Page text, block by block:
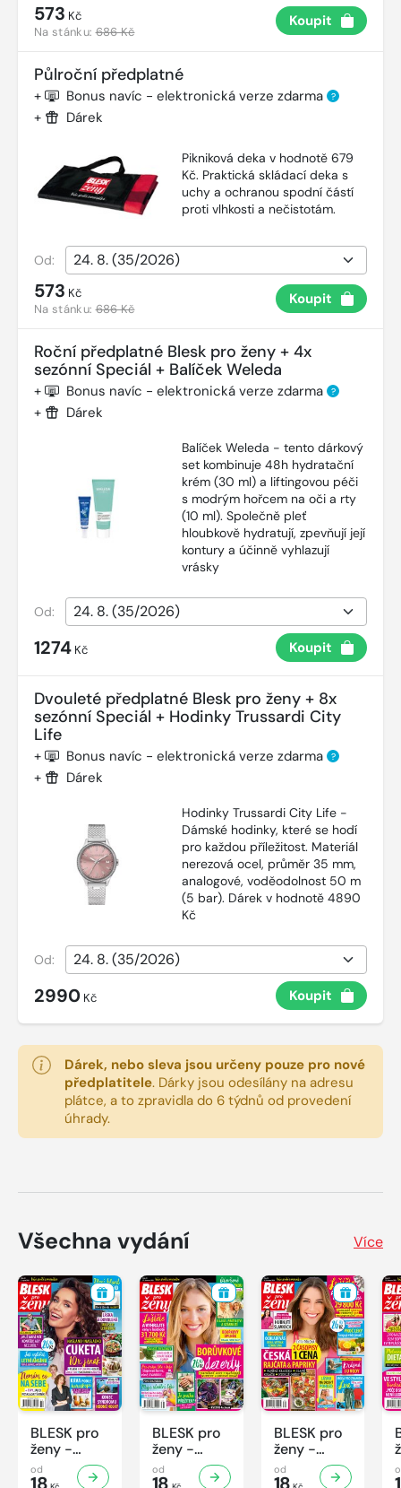
573 Kč
Na stánku:686 Kč
Koupit
Půlroční předplatné
+ Bonus navíc - elektronická verze zdarma ?
+ Dárek
Pikniková deka v hodnotě 679
Kč. Praktická skládací deka s
uchy a ochranou spodní částí
proti vlhkosti a nečistotám.
Od:
573 Kč
Na stánku:686 Kč
Koupit
Roční předplatné Blesk pro ženy + 4x
sezónní Speciál + Balíček Weleda
+ Bonus navíc - elektronická verze zdarma ?
+ Dárek
Balíček Weleda - tento dárkový
set kombinuje 48h hydratační
krém (30 ml) a liftingovou péči
s modrým hořcem na oči a rty
(10 ml). Společně pleť
hloubkově hydratují, zpevňují její
kontury a účinně vyhlazují
vrásky
Od:
1274 Kč Koupit
Dvouleté předplatné Blesk pro ženy + 8x
sezónní Speciál + Hodinky Trussardi City
Life
+ Bonus navíc - elektronická verze zdarma ?
+ Dárek
Hodinky Trussardi City Life -
Dámské hodinky, které se hodí
pro každou příležitost. Materiál
nerezová ocel, průměr 35 mm,
analogové, voděodolnost 50 m
(5 bar). Dárek v hodnotě 4890
Kč
Od:
2990 Kč Koupit
Dárek, nebo sleva jsou určeny pouze pro nové
předplatitele. Dárky jsou odesílány na adresu
plátce, a to zpravidla do 6 týdnů od provedení
úhrady.
Všechna vydání Více
BLESK pro
ženy -
32/2026
od
18
BLESK pro
ženy -
31/2026
od
18
BLESK pro
ženy -
30/2026
od
18